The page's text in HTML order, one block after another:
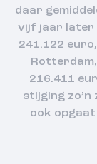
daar
vijf jaar later
241.122
216.411
stijging
ook opgaat